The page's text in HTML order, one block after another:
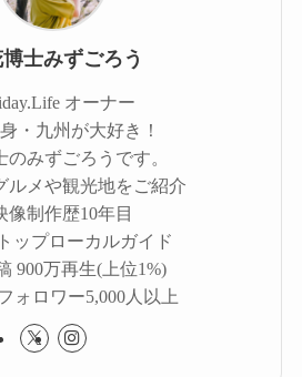
士みずごろう
オーナー
・九州が大好き！
のみずごろうです。
ルメや観光地をご紹介
像制作歴10年目
ップローカルガイド
900万再生(上位1%)
ォロワー5,000人以上